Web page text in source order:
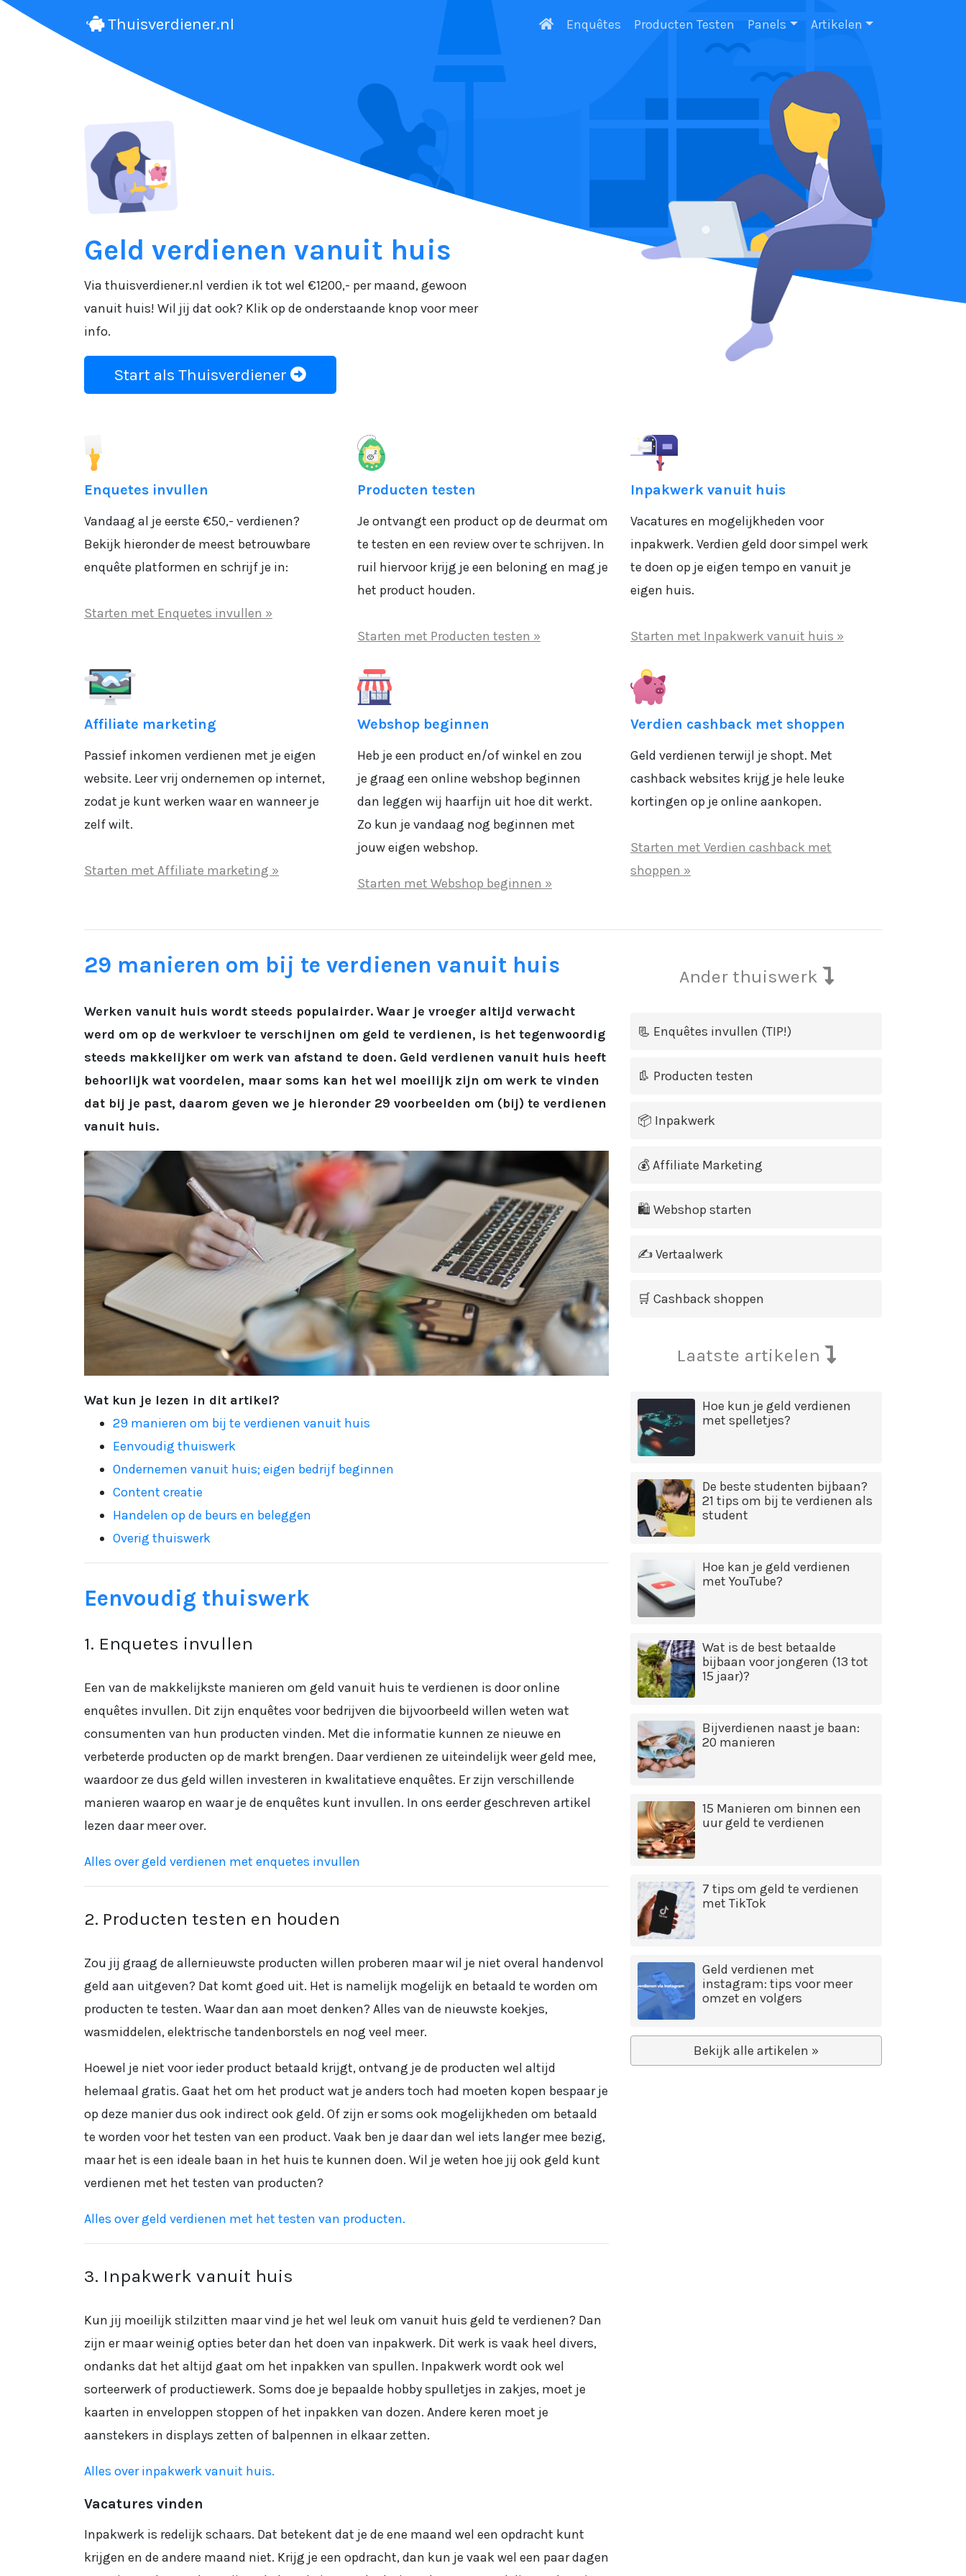
Thuisverdiener.nl Enquêtes Producten Testen Panels Artikelen
Geld verdienen vanuit huis
Via thuisverdiener.nl verdien ik tot wel €1200,- per maand, gewoon
vanuit huis! Wil jij dat ook? Klik op de onderstaande knop voor meer
info.
Start als Thuisverdiener
Enquetes invullen
Vandaag al je eerste €50,- verdienen?
Bekijk hieronder de meest betrouwbare
enquête platformen en schrijf je in:
Starten met Enquetes invullen »
Producten testen
Je ontvangt een product op de deurmat om
te testen en een review over te schrijven. In
ruil hiervoor krijg je een beloning en mag je
het product houden.
Starten met Producten testen »
Inpakwerk vanuit huis
Vacatures en mogelijkheden voor
inpakwerk. Verdien geld door simpel werk
te doen op je eigen tempo en vanuit je
eigen huis.
Starten met Inpakwerk vanuit huis »
Affiliate marketing
Passief inkomen verdienen met je eigen
website. Leer vrij ondernemen op internet,
zodat je kunt werken waar en wanneer je
zelf wilt.
Starten met Affiliate marketing »
Webshop beginnen
Heb je een product en/of winkel en zou
je graag een online webshop beginnen
dan leggen wij haarfijn uit hoe dit werkt.
Zo kun je vandaag nog beginnen met
jouw eigen webshop.
Starten met Webshop beginnen »
Verdien cashback met shoppen
Geld verdienen terwijl je shopt. Met
cashback websites krijg je hele leuke
kortingen op je online aankopen.
Starten met Verdien cashback met
shoppen »
29 manieren om bij te verdienen vanuit huis
Werken vanuit huis wordt steeds populairder. Waar je vroeger altijd verwacht
werd om op de werkvloer te verschijnen om geld te verdienen, is het tegenwoordig
steeds makkelijker om werk van afstand te doen. Geld verdienen vanuit huis heeft
behoorlijk wat voordelen, maar soms kan het wel moeilijk zijn om werk te vinden
dat bij je past, daarom geven we je hieronder 29 voorbeelden om (bij) te verdienen
vanuit huis.
Wat kun je lezen in dit artikel?
29 manieren om bij te verdienen vanuit huis
Eenvoudig thuiswerk
Ondernemen vanuit huis; eigen bedrijf beginnen
Content creatie
Handelen op de beurs en beleggen
Overig thuiswerk
Eenvoudig thuiswerk
1. Enquetes invullen
Een van de makkelijkste manieren om geld vanuit huis te verdienen is door online
enquêtes invullen. Dit zijn enquêtes voor bedrijven die bijvoorbeeld willen weten wat
consumenten van hun producten vinden. Met die informatie kunnen ze nieuwe en
verbeterde producten op de markt brengen. Daar verdienen ze uiteindelijk weer geld mee,
waardoor ze dus geld willen investeren in kwalitatieve enquêtes. Er zijn verschillende
manieren waarop en waar je de enquêtes kunt invullen. In ons eerder geschreven artikel
lezen daar meer over.
Alles over geld verdienen met enquetes invullen
2. Producten testen en houden
Zou jij graag de allernieuwste producten willen proberen maar wil je niet overal handenvol
geld aan uitgeven? Dat komt goed uit. Het is namelijk mogelijk en betaald te worden om
producten te testen. Waar dan aan moet denken? Alles van de nieuwste koekjes,
wasmiddelen, elektrische tandenborstels en nog veel meer.
Hoewel je niet voor ieder product betaald krijgt, ontvang je de producten wel altijd
helemaal gratis. Gaat het om het product wat je anders toch had moeten kopen bespaar je
op deze manier dus ook indirect ook geld. Of zijn er soms ook mogelijkheden om betaald
te worden voor het testen van een product. Vaak ben je daar dan wel iets langer mee bezig,
maar het is een ideale baan in het huis te kunnen doen. Wil je weten hoe jij ook geld kunt
verdienen met het testen van producten?
Alles over geld verdienen met het testen van producten.
3. Inpakwerk vanuit huis
Kun jij moeilijk stilzitten maar vind je het wel leuk om vanuit huis geld te verdienen? Dan
zijn er maar weinig opties beter dan het doen van inpakwerk. Dit werk is vaak heel divers,
ondanks dat het altijd gaat om het inpakken van spullen. Inpakwerk wordt ook wel
sorteerwerk of productiewerk. Soms doe je bepaalde hobby spulletjes in zakjes, moet je
kaarten in enveloppen stoppen of het inpakken van dozen. Andere keren moet je
aanstekers in displays zetten of balpennen in elkaar zetten.
Alles over inpakwerk vanuit huis.
Vacatures vinden
Inpakwerk is redelijk schaars. Dat betekent dat je de ene maand wel een opdracht kunt
krijgen en de andere maand niet. Krijg je een opdracht, dan kun je vaak wel een paar dagen
Ander thuiswerk
📃 Enquêtes invullen (TIP!)
👢 Producten testen
📦 Inpakwerk
💰 Affiliate Marketing
🛍 Webshop starten
✍️ Vertaalwerk
🛒 Cashback shoppen
Laatste artikelen
Hoe kun je geld verdienen
met spelletjes?
De beste studenten bijbaan?
21 tips om bij te verdienen als
student
Hoe kan je geld verdienen
met YouTube?
Wat is de best betaalde
bijbaan voor jongeren (13 tot
15 jaar)?
Bijverdienen naast je baan:
20 manieren
15 Manieren om binnen een
uur geld te verdienen
7 tips om geld te verdienen
met TikTok
Geld verdienen met
instagram: tips voor meer
omzet en volgers
Bekijk alle artikelen »